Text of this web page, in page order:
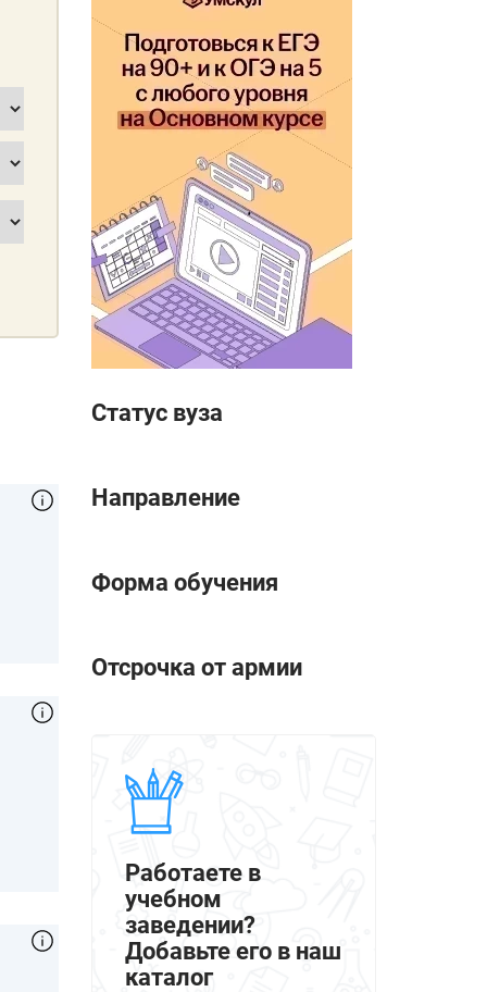
Статус вуза
Направление
Форма обучения
Отсрочка от армии
Работаете в
учебном
заведении?
Добавьте его в наш
каталог